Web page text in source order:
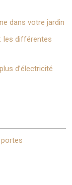
dans votre jardin
les différentes
d’électricité